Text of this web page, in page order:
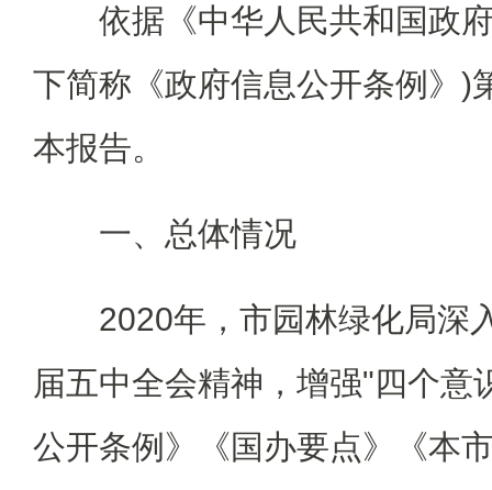
依据《中华人民共和国政府
下简称《政府信息公开条例》)
本报告。
一、总体情况
2020年，市园林绿化局深
届五中全会精神，增强"四个意
公开条例》《国办要点》《本